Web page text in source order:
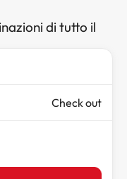
di tutto il
Check out